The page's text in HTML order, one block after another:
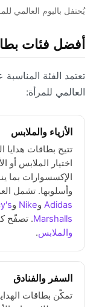
يُحتفل باليوم العالمي للمرأة
أفضل فئات
العالمي للمرأة:
الأزياء والملابس
تتيح بطاقات هدايا
اختيار الملابس أو
الإكسسوارات بما
وأسلوبها. تشمل
Adidas وNike و
Marshalls. تصفّح
والملابس.
السفر والفنادق
تمكّن بطاقات